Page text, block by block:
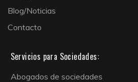
Blog/Noticias
Contacto
Servicios para Sociedades:
Abogados de sociedades